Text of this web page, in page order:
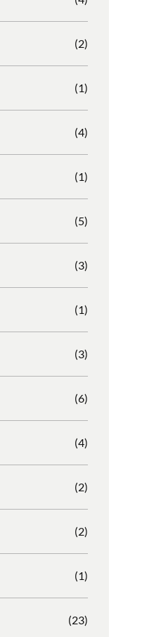
(2)
(1)
(4)
(1)
(5)
(3)
(1)
(3)
(6)
(4)
(2)
(2)
(1)
(23)